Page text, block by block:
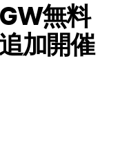
無料
加開催